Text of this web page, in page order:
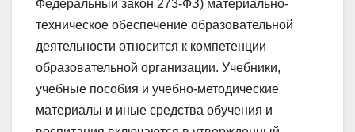
Федеральный закон 273-ФЗ) материально-
техническое обеспечение образовательной
деятельности относится к компетенции
образовательной организации. Учебники,
учебные пособия и учебно-методические
материалы и иные средства обучения и